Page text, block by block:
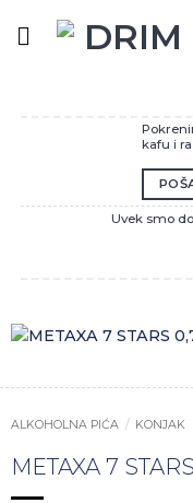
kafu i
Uvek smo
ALKOHOLNA PIĆA / KONJAK
METAXA 7